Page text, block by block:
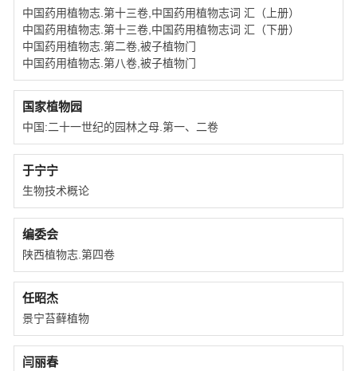
中国药用植物志.第十三卷,中国药用植物志词 汇（上册）
中国药用植物志.第十三卷,中国药用植物志词 汇（下册）
中国药用植物志.第二卷,被子植物门
中国药用植物志.第八卷,被子植物门
国家植物园
中国:二十一世纪的园林之母.第一、二卷
于宁宁
生物技术概论
编委会
陕西植物志.第四卷
任昭杰
景宁苔藓植物
闫丽春